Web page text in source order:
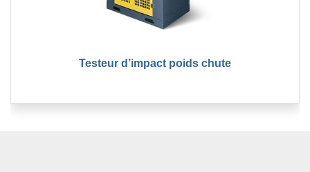
Testeur d’impact poids chute